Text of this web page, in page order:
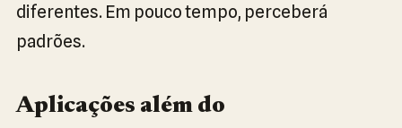
diferentes. Em pouco tempo, perceberá
padrões.
Aplicações além do